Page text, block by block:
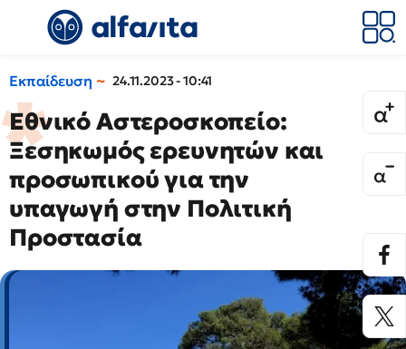
Εκπαίδευση 24.11.2023 - 10:41
Εθνικό Αστεροσκοπείο:
Ξεσηκωμός ερευνητών και
προσωπικού για την
υπαγωγή στην Πολιτική
Προστασία